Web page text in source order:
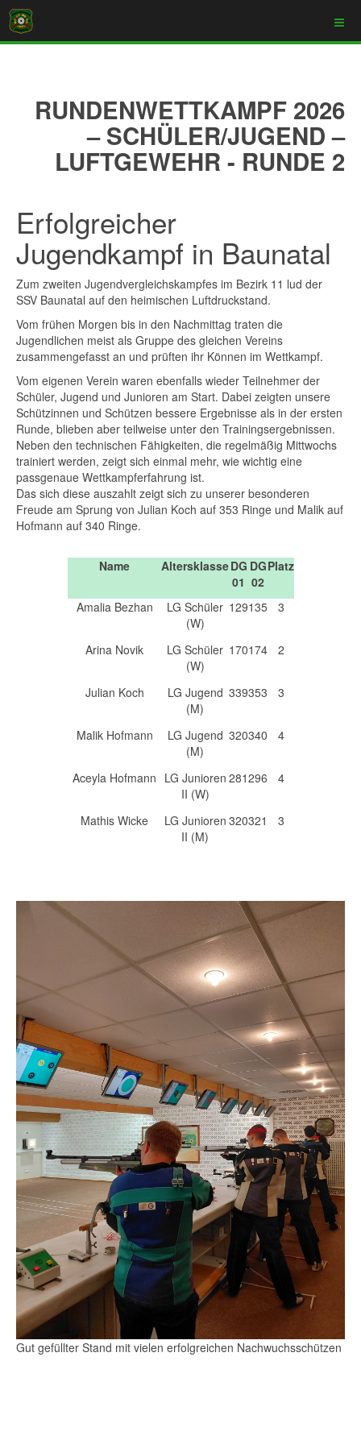
RUNDENWETTKAMPF 2026
– SCHÜLER/JUGEND –
LUFTGEWEHR - RUNDE 2
Erfolgreicher
Jugendkampf in Baunatal
Zum zweiten Jugendvergleichskampfes im Bezirk 11 lud der
SSV Baunatal auf den heimischen Luftdruckstand.
Vom frühen Morgen bis in den Nachmittag traten die
Jugendlichen meist als Gruppe des gleichen Vereins
zusammengefasst an und prüften ihr Können im Wettkampf.
Vom eigenen Verein waren ebenfalls wieder Teilnehmer der
Schüler, Jugend und Junioren am Start. Dabei zeigten unsere
Schützinnen und Schützen bessere Ergebnisse als in der ersten
Runde, blieben aber teilweise unter den Trainingsergebnissen.
Neben den technischen Fähigkeiten, die regelmäßig Mittwochs
trainiert werden, zeigt sich einmal mehr, wie wichtig eine
passgenaue Wettkampferfahrung ist.
Das sich diese auszahlt zeigt sich zu unserer besonderen
Freude am Sprung von Julian Koch auf 353 Ringe und Malik auf
Hofmann auf 340 Ringe.
Name AltersklasseDG
01
DG
02
Platz
Amalia Bezhan
LG Schüler
(W)
129135 3
Arina Novik
LG Schüler
(W)
170174 2
Julian Koch
LG Jugend
(M)
339353 3
Malik Hofmann
LG Jugend
(M)
320340 4
Aceyla Hofmann LG Junioren
II (W)
281296 4
Mathis Wicke
LG Junioren
II (M)
320321 3
Gut gefüllter Stand mit vielen erfolgreichen Nachwuchsschützen